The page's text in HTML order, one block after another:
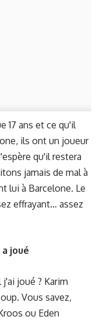
17 ans et ce qu'il
ils ont un joueur
qu'il restera
jamais de mal à
lui à Barcelone. Le
effrayant… assez
joué
joué ? Karim
Vous savez,
ou Eden